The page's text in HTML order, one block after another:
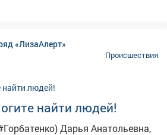
женщина с ребёнком вышли из
телосложение,
глаза. Была одета в
штаны и белые кроссовки.
Всех, кому что-
пропавших, просят
8-960-909-14-10 (Анастасия).
«ЛизаАлерт»
Происшествия
найти людей!
Дарья Анатольевна,